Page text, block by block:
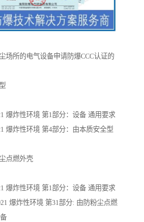
场所的电气设备申请防爆CCC认证的
爆炸性环境 第1部分：设备 通用要求
爆炸性环境 第4部分：由本质安全型
点燃外壳
爆炸性环境 第1部分：设备 通用要求
爆炸性环境 第31部分: 由防粉尘点燃